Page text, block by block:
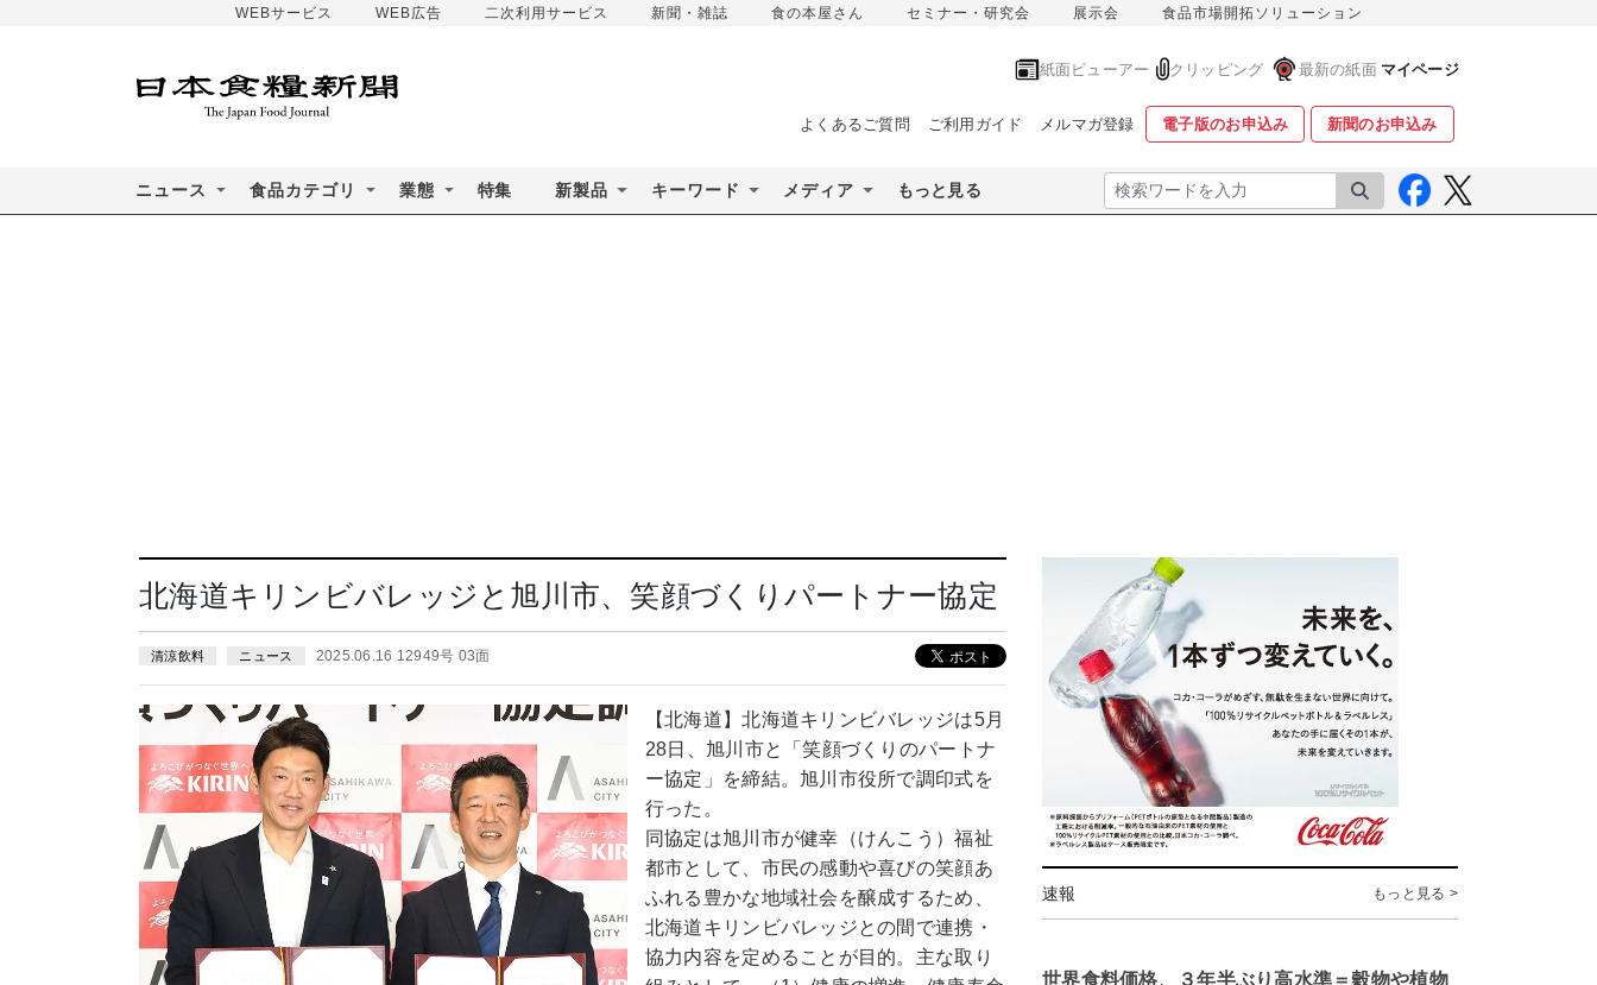
WEBサービス WEB広告 二次利用サービス 新聞・雑誌 食の本屋さん セミナー・研究会 展示会 食品市場開拓ソリューション
紙面ビューアー クリッピング 最新の紙面 マイページ
よくあるご質問 ご利用ガイド メルマガ登録 電子版のお申込み 新聞のお申込み
ニュース 食品カテゴリ 業態 特集 新製品 キーワード メディア もっと見る 検索
北海道キリンビバレッジと旭川市、笑顔づくりパートナー協定
清涼飲料 ニュース 2025.06.16 12949号 03面
【北海道】北海道キリンビバレッジは5月
28日、旭川市と「笑顔づくりのパートナ
ー協定」を締結。旭川市役所で調印式を
行った。
同協定は旭川市が健幸（けんこう）福祉
都市として、市民の感動や喜びの笑顔あ
ふれる豊かな地域社会を醸成するため、
北海道キリンビバレッジとの間で連携・
協力内容を定めることが目的。主な取り
速報 もっと見る >
世界食料価格、３年半ぶり高水準＝穀物や植物